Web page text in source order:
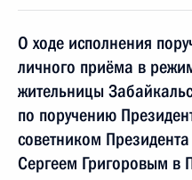
О ходе исполнения
личного приёма в
жительницы
по поручению
советником
Сергеем Григоровым в